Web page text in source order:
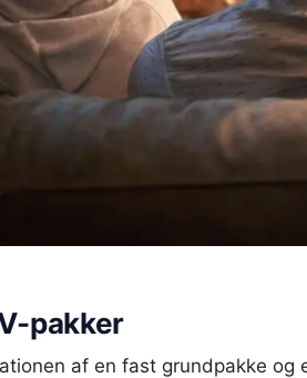
pakker
af en fast grundpakke